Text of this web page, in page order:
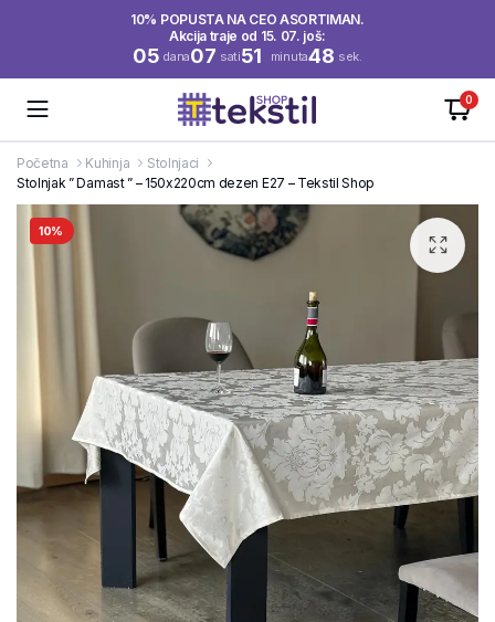
10% POPUSTA NA CEO ASORTIMAN.
Akcija traje od 15. 07. još:
05 dana07 sati51 minuta48 sek.
0
Početna Kuhinja
Stolnjaci
Stolnjak ” Damast ” – 150x220cm dezen E27 – Tekstil Shop
10%